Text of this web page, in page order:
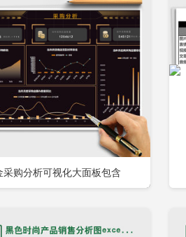
查询表 记录表 签到表
采购分析可视化大面板包含
收藏 立即下载